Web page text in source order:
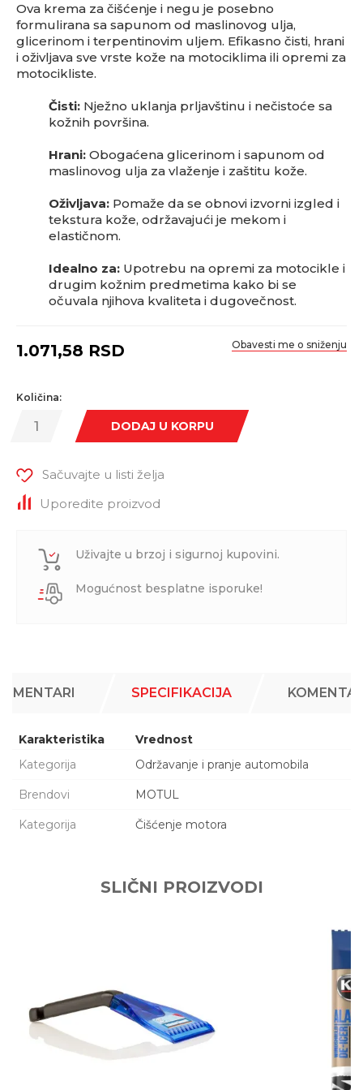
Ova krema za čišćenje i negu je posebno
formulirana sa sapunom od maslinovog ulja,
glicerinom i terpentinovim uljem. Efikasno čisti, hrani
i oživljava sve vrste kože na motociklima ili opremi za
motocikliste.
Čisti: Nježno uklanja prljavštinu i nečistoće sa
kožnih površina.
Hrani: Obogaćena glicerinom i sapunom od
maslinovog ulja za vlaženje i zaštitu kože.
Oživljava: Pomaže da se obnovi izvorni izgled i
tekstura kože, održavajući je mekom i
elastičnom.
Idealno za: Upotrebu na opremi za motocikle i
drugim kožnim predmetima kako bi se
očuvala njihova kvaliteta i dugovečnost.
1.071,58 RSD Obavesti me o sniženju
Količina:
DODAJ U KORPU
Sačuvajte u listi želja
Uporedite proizvod
Uživajte u brzoj i sigurnoj kupovini.
Mogućnost besplatne isporuke!
SPECIFIKACIJA
Karakteristika
Vrednost
Kategorija
Održavanje i pranje automobila
Brendovi MOTUL
Kategorija Čišćenje motora
SLIČNI PROIZVODI